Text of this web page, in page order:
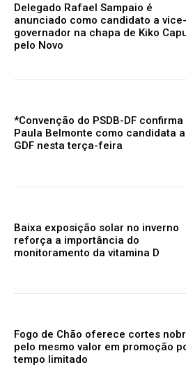
Delegado Rafael Sampaio é
anunciado como candidato a vice-
governador na chapa de Kiko
pelo Novo
*Convenção do PSDB-DF confirma
Paula Belmonte como candidata
GDF nesta terça-feira
Baixa exposição solar no inverno
reforça a importância do
monitoramento da vitamina D
Fogo de Chão oferece cortes
pelo mesmo valor em promoção
tempo limitado